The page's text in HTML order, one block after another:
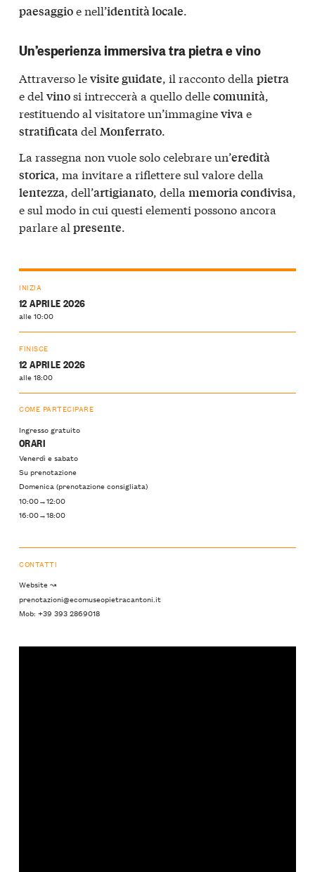
paesaggioe nell’identità locale.
Un’esperienza immersiva tra pietra e vino
Attraverso levisite guidate, il racconto della pietra
e del vinosi intreccerà a quello dellecomunità,
restituendo al visitatore un’immaginevivae
stratificatadel Monferrato.
La rassegna non vuole solo celebrare un’eredità
storica, ma invitare a riflettere sul valore della
lentezza, dell’artigianato, della memoria condivisa,
e sul modo in cui questi elementi possono ancora
parlare al presente.
INIZIA
12 APRILE 2026
alle 10:00
FINISCE
12 APRILE 2026
alle 18:00
COME PARTECIPARE
Ingresso gratuito
ORARI
Venerdì e sabato
Su prenotazione
Domenica (prenotazione consigliata)
10:00→12:00
16:00→18:00
CONTATTI
Website ↝
prenotazioni@ecomuseopietracantoni.it
Mob: +39 393 2869018